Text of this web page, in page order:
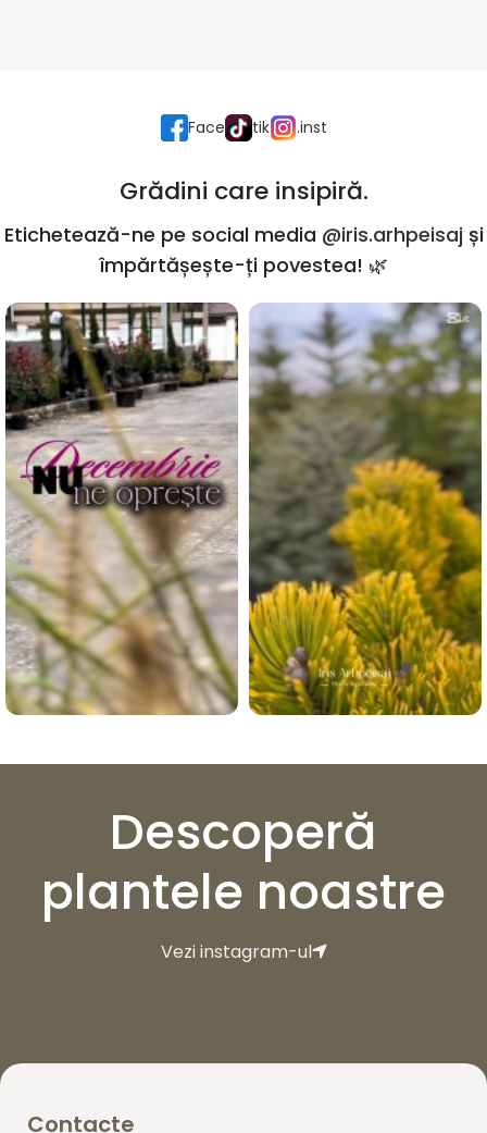
Face tik .inst
Grădini care insipiră.
Etichetează-ne pe social media @iris.arhpeisaj și
împărtășește-ți povestea! 🌿
Descoperă
plantele noastre
Vezi instagram-ul
Contacte